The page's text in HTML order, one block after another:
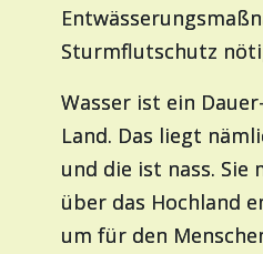
Sturmflutschutz
Wasser ist ein
Land. Das liegt
und die ist nass. Sie
über das Hochland
um für den